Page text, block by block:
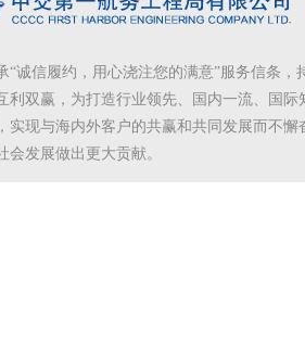
“诚信履约，用心浇注您的满意”服务信条，
利双赢，为打造行业领先、国内一流、国际
实现与海内外客户的共赢和共同发展而不懈
会发展做出更大贡献。